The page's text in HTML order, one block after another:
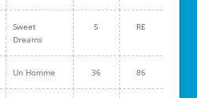
Sweet
Dreams
5 RE
Un Homme 36 86